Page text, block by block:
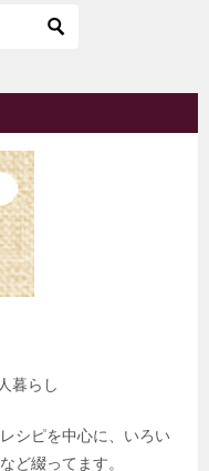
暮らし
シピを中心に、いろい
ど綴ってます。